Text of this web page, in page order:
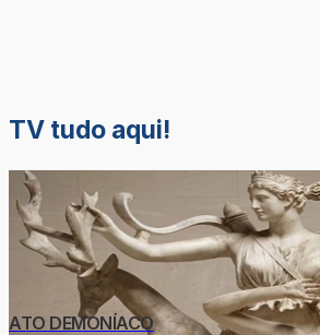
TV tudo aqui!
ATO DEMONÍACO